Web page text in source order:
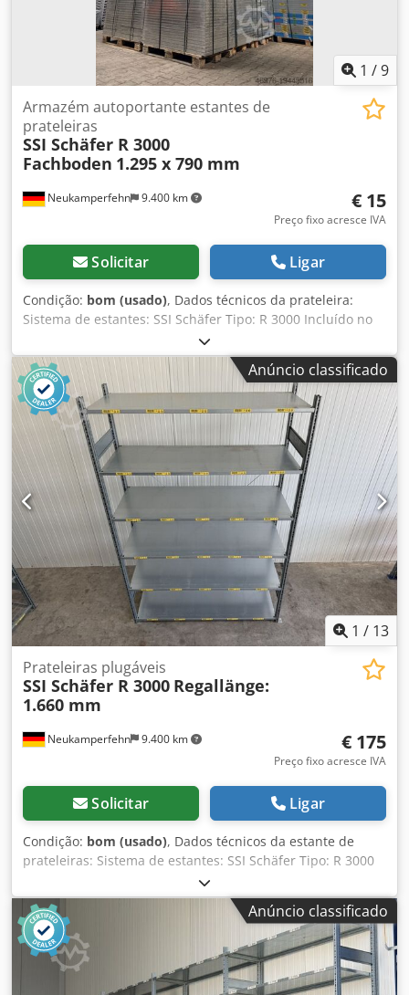
1 /9
Neukamperfehn 9.400 km
Armazém autoportante estantes de
prateleiras
SSI Schäfer R 3000
Fachboden 1.295 x 790 mm
€ 15
Preço fixo acresce IVA
Solicitar Ligar
Condição: bom (usado), Dados técnicos da prateleira:
Sistema de estantes: SSI Schäfer Tipo: R 3000 Incluído no
fornecimento: Prateleiras usadas Cor do material: zincado
Sendzimir Largura total: aprox. 1.295 mm Profundidade
total: aprox. 790 mm Para profundidade do montante:
aprox. 800 mm Altura: aprox. 40 mm Quantidade de
travessas: 2 unidades Peso por unidade: aprox. 12,82 kg
Atualmente disponível em estoque: 1.338 unidades Seus
contatos em nossa empresa: Credpfx Ajwvq Epsbxof Sr.
Andre Evering Sr. Mario Klöver Sr. Falk Deutsch
Informações gerais sobre o artigo: Este artigo é oferecido
somente para retirada no local. Caso haja necessidade de
transporte ou envio, custos adicionais poderão ser
aplicados, os quais podem ser consultados conosco
conforme o local de entrega e o volume desejado.
Anúncio classificado
1 / 13
Neukamperfehn 9.400 km
Prateleiras plugáveis
SSI Schäfer R 3000 Regallänge:
1.660 mm
€ 175
Preço fixo acresce IVA
Solicitar Ligar
Condição: bom (usado), Dados técnicos da estante de
prateleiras: Sistema de estantes: SSI Schäfer Tipo: R 3000
Dados técnicos da montagem: Número de fileiras de
estantes: 01 unid. Comprimento da estante: 1.660 mm
Número de módulos por fileira: 01 unid. Incluído no
fornecimento: 02x colunas para estante de prateleiras,
usadas Cor do material: galvanizado sendzimir Execução:
perfilado Passo de ajuste: 26,5 | 26,5 mm Perfil do quadro:
Anúncio classificado